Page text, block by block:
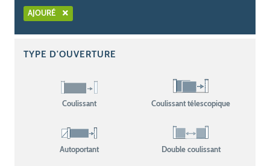
AJOURÉ
TYPE D'OUVERTURE
Coulissant Coulissant télescopique
Autoportant Double coulissant